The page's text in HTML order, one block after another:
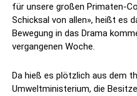
für unsere großen Primaten-
Schicksal von allen», heißt es
Bewegung in das Drama
vergangenen Woche.
Da hieß es plötzlich aus dem
Umweltministerium, die